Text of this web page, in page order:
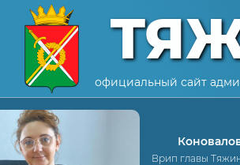
официальный сайт
Врип главы